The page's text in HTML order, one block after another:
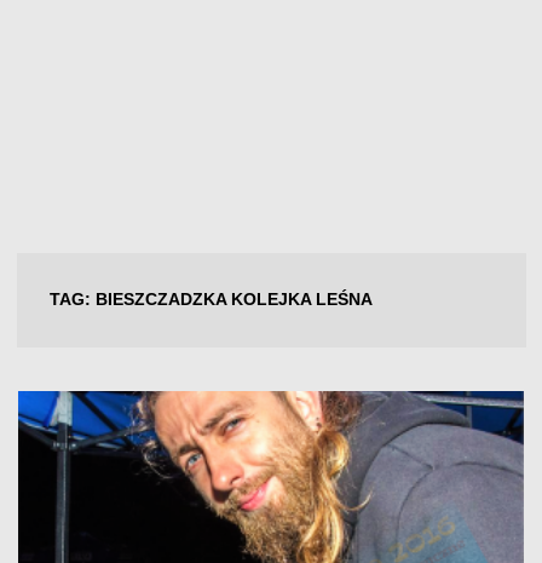
TAG: BIESZCZADZKA KOLEJKA LEŚNA